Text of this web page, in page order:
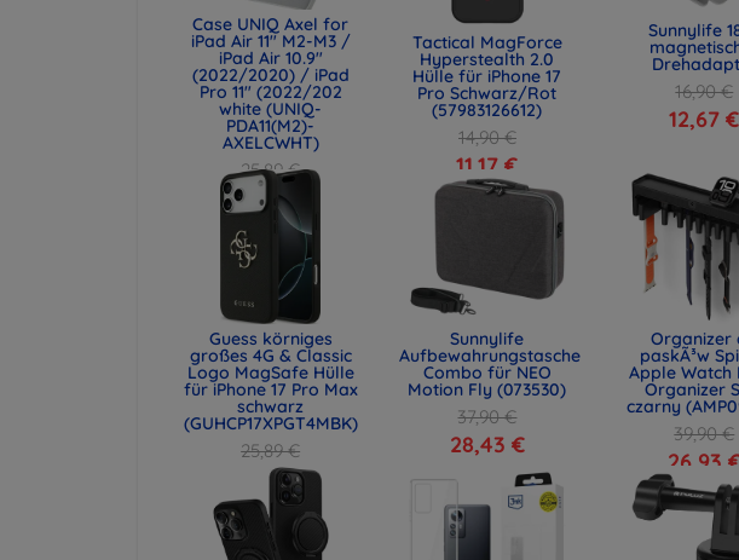
Case UNIQ Axel for
iPad Air 11" M2-M3 /
iPad Air 10.9"
(2022/2020) / iPad
Pro 11" (2022/202
white (UNIQ-
PDA11(M2)-
AXELCWHT)
25,89 €
19,42 €
Tactical MagForce
Hyperstealth 2.0
Hülle für iPhone 17
Pro Schwarz/Rot
(57983126612)
14,90 €
11,17 €
Guess körniges
großes 4G & Classic
Logo MagSafe Hülle
für iPhone 17 Pro Max
schwarz
(GUHCP17XPGT4MBK)
25,89 €
19,42 €
Sunnylife
Aufbewahrungstasche
Combo für NEO
Motion Fly (073530)
37,90 €
28,43 €
Sunnylife
16,90 €
12,67 €
Organizer
paskÃ³w
Apple Watch
Organizer
czarny
39,90 €
26,93